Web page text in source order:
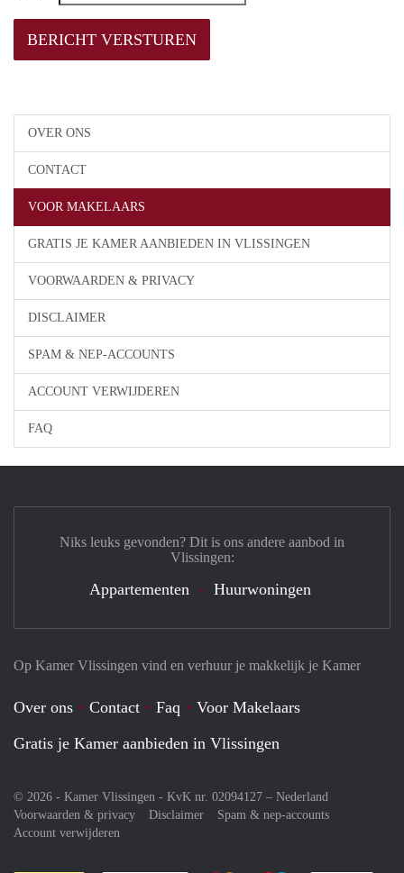
OVER ONS
CONTACT
VOOR MAKELAARS
GRATIS JE KAMER AANBIEDEN IN VLISSINGEN
VOORWAARDEN & PRIVACY
DISCLAIMER
SPAM & NEP-ACCOUNTS
ACCOUNT VERWIJDEREN
FAQ
Op Kamer Vlissingen vind en verhuur je makkelijk je Kamer
Over ons Contact Faq
Voor Makelaars
Gratis je Kamer aanbieden in Vlissingen
© 2026 - Kamer Vlissingen - KvK nr. 02094127 – Nederland
Voorwaarden & privacy
Disclaimer
Spam & nep-accounts
Account verwijderen
Niks leuks gevonden? Dit is ons andere aanbod in
Vlissingen:
Appartementen Huurwoningen